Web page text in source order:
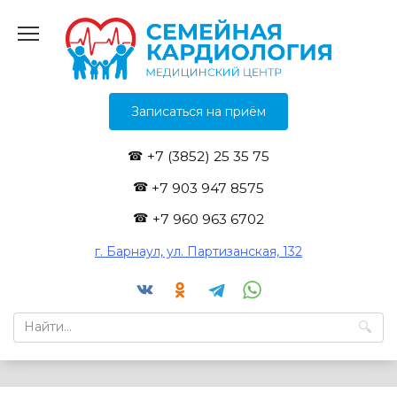
содержанию
Записаться на приём
+7 (3852) 25 35 75
+7 903 947 8575
+7 960 963 6702
г. Барнаул, ул. Партизанская, 132
Search
for: